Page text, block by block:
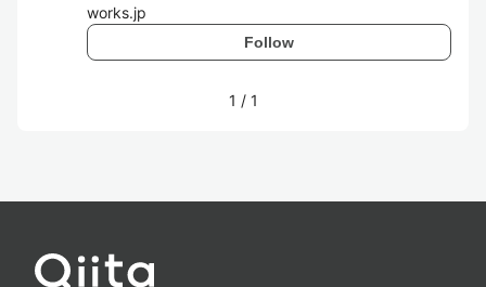
works.jp
Follow
1 / 1